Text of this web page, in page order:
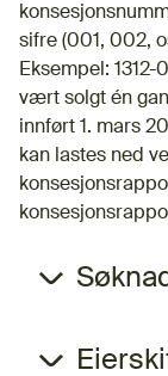
sifre (001, 002,
Eksempel:
vært solgt én
innført 1. mars
kan lastes ned